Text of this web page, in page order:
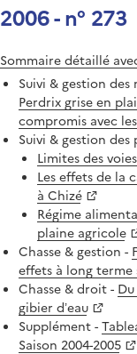
2006 - n° 273
Sommaire détaillé
Suivi & gestion des
Perdrix grise en
compromis avec
Suivi & gestion
Limites des
Les effets de la
à Chizé
Régime
plaine agricole
Chasse & gestion -
effets à long
Chasse & droit -
gibier d’eau
Supplément -
Saison 2004-2005